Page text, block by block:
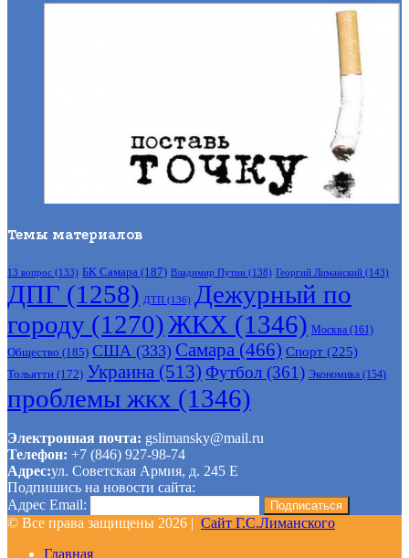
Темы материалов
13 вопрос (133) БК Самара (187) Владимир Путин (138) Георгий Лиманский (143)
ДПГ (1258) ДТП (136) Дежурный по
городу (1270)ЖКХ (1346) Москва (161)
Общество (185) США (333) Самара (466) Спорт (225)
Тольятти (172) Украина (513) Футбол (361) Экономика (154)
проблемы жкх (1346)
Электронная почта: gslimansky@mail.ru
Телефон: +7 (846) 927-98-74
Адрес:ул. Советская Армия, д. 245 Е
Подпишись на новости сайта:
Адрес Email:
© Все права защищены 2026 | Сайт Г.С.Лиманского
Главная